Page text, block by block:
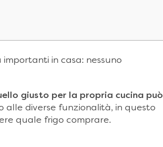
in casa: nessuno
giusto per la propria cucina può
alle diverse funzionalità, in questo
quale frigo comprare.